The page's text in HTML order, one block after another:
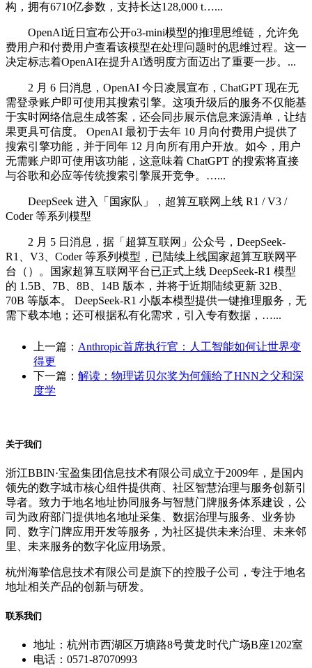
构，拥有6710亿参数，支持长达128,000 t…...
OpenAI近日宣布公开o3-mini模型的推理思维链，允许免
费用户和付费用户查看该模型在处理问题时的思维过程。这一
决定标志着OpenAI在提升AI透明度方面迈出了重要一步。...
2 月 6 日消息，OpenAI 今日凌晨宣布，ChatGPT 现在无
需登录账户即可使用其搜索引擎。这项升级后的服务不仅能基
于实时网络信息生成答案，还会同步展示信息来源清单，让结
果更具可信度。 OpenAI 最初于去年 10 月向付费用户提供了
搜索引擎功能，并于同年 12 月向所有用户开放。如今，用户
无需账户即可使用该功能，这意味着 ChatGPT 的搜索将直接
与谷歌和必应等传统搜索引擎展开竞争。…...
DeepSeek 进入「国家队」，超算互联网上线 R1 / V3 /
Coder 等系列模型
2 月 5 日消息，据「超算互联网」公众号，DeepSeek-
R1、V3、Coder 等系列模型，已陆续上线国家超算互联网平
台（）。国家超算互联网平台已正式上线 DeepSeek-R1 模型
的 1.5B、7B、8B、14B 版本，并将于近期陆续更新 32B、
70B 等版本。 DeepSeek-R1 小版本模型提供一键推理服务，无
需下载本地；还可根据私有化需求，引入专有数据，…...
上一篇： Anthropic首席执行官：人工智能如何让世界变
得更
下一篇： 解读：物理诺贝尔奖为何颁给了HNN之父和深
度学
关于我们
浙江BBIN·宝盈集团信息技术有限公司成立于2009年，是国内
领先的数字城市核心组件提供商、社区智慧治理与服务创新引
导者。致力于地名地址协同服务与智慧门牌服务体系建设，公
司为政府部门提供地名地址采集、数据治理与服务、业务协
同、数字门牌应用开发等服务，为社区提供未来治理、未来邻
里、未来服务的数字化应用场景。
杭州海挚信息技术有限公司是旗下的控股子公司，专注于地名
地址相关产品的创新与研发。
联系我们
地址：杭州市西湖区万塘路8号黄龙时代广场B座1202室
电话：0571-87070993